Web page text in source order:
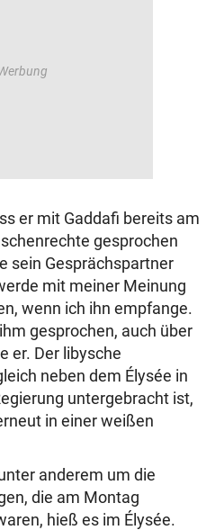
er mit Gaddafi bereits am
gesprochen
sein Gesprächspartner
mit meiner Meinung
wenn ich ihn empfange.
gesprochen, auch über
er. Der libysche
neben dem Élysée in
untergebracht ist,
in einer weißen
anderem um die
die am Montag
hieß es im Élysée.